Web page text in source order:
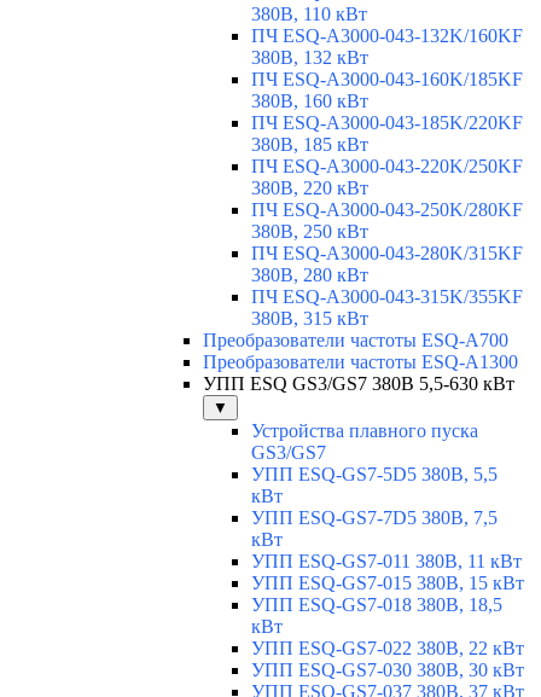
380В, 110 кВт
ПЧ ESQ-A3000-043-132K/160KF
380В, 132 кВт
ПЧ ESQ-A3000-043-160K/185KF
380В, 160 кВт
ПЧ ESQ-A3000-043-185K/220KF
380В, 185 кВт
ПЧ ESQ-A3000-043-220K/250KF
380В, 220 кВт
ПЧ ESQ-A3000-043-250K/280KF
380В, 250 кВт
ПЧ ESQ-A3000-043-280K/315KF
380В, 280 кВт
ПЧ ESQ-A3000-043-315K/355KF
380В, 315 кВт
Преобразователи частоты ESQ-A700
Преобразователи частоты ESQ-A1300
УПП ESQ GS3/GS7 380В 5,5-630 кВт
▼
Устройства плавного пуска
GS3/GS7
УПП ESQ-GS7-5D5 380В, 5,5
кВт
УПП ESQ-GS7-7D5 380В, 7,5
кВт
УПП ESQ-GS7-011 380В, 11 кВт
УПП ESQ-GS7-015 380В, 15 кВт
УПП ESQ-GS7-018 380В, 18,5
кВт
УПП ESQ-GS7-022 380В, 22 кВт
УПП ESQ-GS7-030 380В, 30 кВт
УПП ESQ-GS7-037 380В, 37 кВт